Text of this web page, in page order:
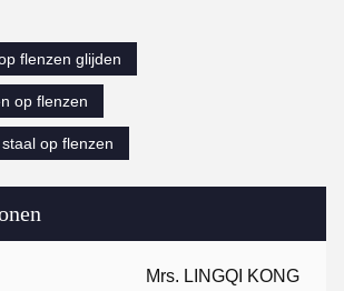
Mrs. LINGQI KONG
flenzen glijden
op flenzen
op flenzen